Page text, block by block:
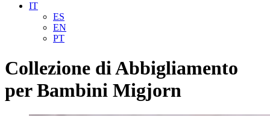
IT
ES
EN
PT
Collezione di Abbigliamento
per Bambini Migjorn